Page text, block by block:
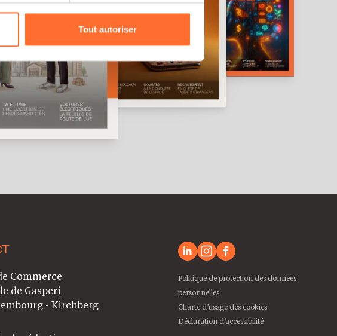
Politique de protection des données
Tout autoriser
Commerce
de Gasperi
- Kirchberg
Politique de protection des données
personnelles
Charte d’usage des cookies
Déclaration d’accessibilité